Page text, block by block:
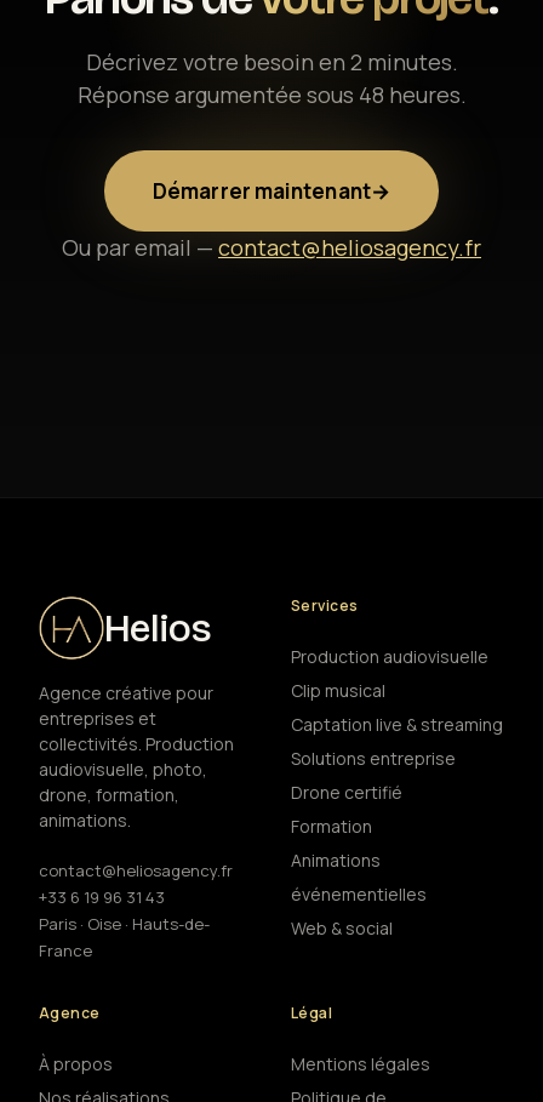
Décrivez votre besoin en 2 minutes.
Réponse argumentée sous 48 heures.
Démarrer maintenant→
Ou par email — contact@heliosagency.fr
Helios
Agence créative pour
entreprises et
collectivités. Production
audiovisuelle, photo,
drone, formation,
animations.
contact@heliosagency.fr
+33 6 19 96 31 43
Paris · Oise · Hauts-de-
France
Services
Production audiovisuelle
Clip musical
Captation live & streaming
Solutions entreprise
Drone certifié
Formation
Animations
événementielles
Web & social
Agence
À propos
Légal
Mentions légales